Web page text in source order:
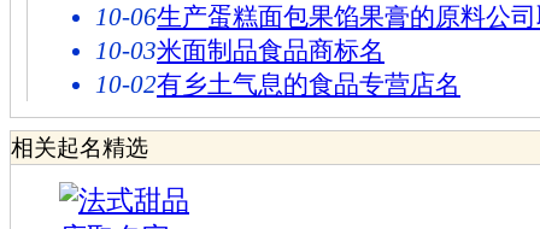
10-06生产蛋糕面包果馅果膏的原料公
10-03米面制品食品商标名
10-02有乡土气息的食品专营店名
相关起名精选